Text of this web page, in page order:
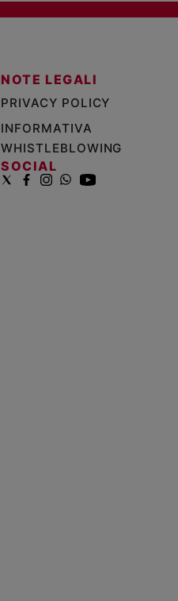
NOTE LEGALI
PRIVACY POLICY
INFORMATIVA
WHISTLEBLOWING
SOCIAL